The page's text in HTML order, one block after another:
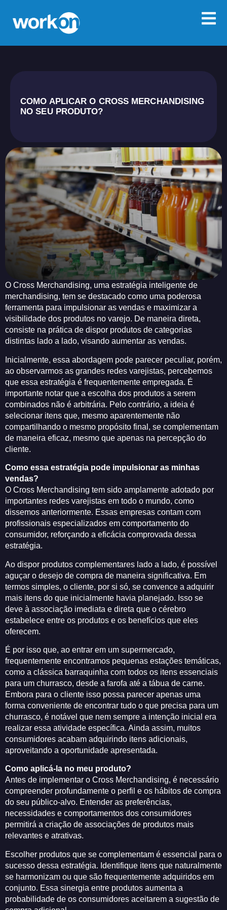
COMO APLICAR O CROSS MERCHANDISING
NO SEU PRODUTO?
O Cross Merchandising, uma estratégia inteligente de
merchandising, tem se destacado como uma poderosa
ferramenta para impulsionar as vendas e maximizar a
visibilidade dos produtos no varejo. De maneira direta,
consiste na prática de dispor produtos de categorias
distintas lado a lado, visando aumentar as vendas.
Inicialmente, essa abordagem pode parecer peculiar, porém,
ao observarmos as grandes redes varejistas, percebemos
que essa estratégia é frequentemente empregada. É
importante notar que a escolha dos produtos a serem
combinados não é arbitrária. Pelo contrário, a ideia é
selecionar itens que, mesmo aparentemente não
compartilhando o mesmo propósito final, se complementam
de maneira eficaz, mesmo que apenas na percepção do
cliente.
Como essa estratégia pode impulsionar as minhas
vendas?
O Cross Merchandising tem sido amplamente adotado por
importantes redes varejistas em todo o mundo, como
dissemos anteriormente. Essas empresas contam com
profissionais especializados em comportamento do
consumidor, reforçando a eficácia comprovada dessa
estratégia.
Ao dispor produtos complementares lado a lado, é possível
aguçar o desejo de compra de maneira significativa. Em
termos simples, o cliente, por si só, se convence a adquirir
mais itens do que inicialmente havia planejado. Isso se
deve à associação imediata e direta que o cérebro
estabelece entre os produtos e os benefícios que eles
oferecem.
É por isso que, ao entrar em um supermercado,
frequentemente encontramos pequenas estações temáticas,
como a clássica barraquinha com todos os itens essenciais
para um churrasco, desde a farofa até a tábua de carne.
Embora para o cliente isso possa parecer apenas uma
forma conveniente de encontrar tudo o que precisa para um
churrasco, é notável que nem sempre a intenção inicial era
realizar essa atividade específica. Ainda assim, muitos
consumidores acabam adquirindo itens adicionais,
aproveitando a oportunidade apresentada.
Como aplicá-la no meu produto?
Antes de implementar o Cross Merchandising, é necessário
compreender profundamente o perfil e os hábitos de compra
do seu público-alvo. Entender as preferências,
necessidades e comportamentos dos consumidores
permitirá a criação de associações de produtos mais
relevantes e atrativas.
Escolher produtos que se complementam é essencial para o
sucesso dessa estratégia. Identifique itens que naturalmente
se harmonizam ou que são frequentemente adquiridos em
conjunto. Essa sinergia entre produtos aumenta a
probabilidade de os consumidores aceitarem a sugestão de